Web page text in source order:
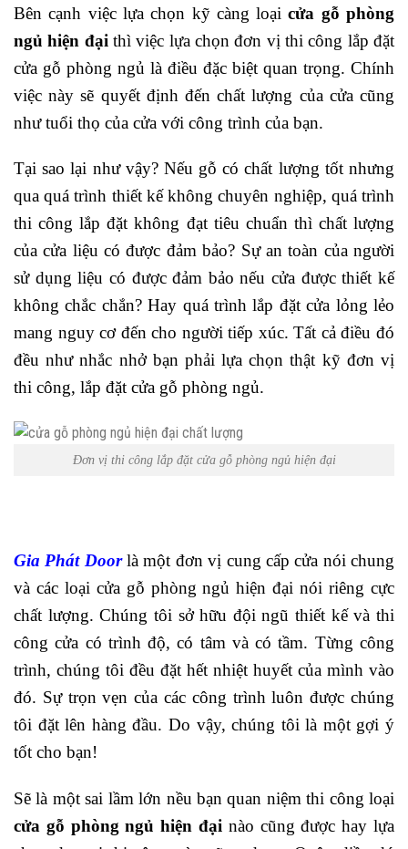
Bên cạnh việc lựa chọn kỹ càng loạicửa gỗ phòng
ngủ hiện đại thì việc lựa chọn đơn vị thi công lắp đặt
cửa gỗ phòng ngủ là điều đặc biệt quan trọng. Chính
việc này sẽ quyết định đến chất lượng của cửa cũng
như tuổi thọ của cửa với công trình của bạn.
Tại sao lại như vậy? Nếu gỗ có chất lượng tốt nhưng
qua quá trình thiết kế không chuyên nghiệp, quá trình
thi công lắp đặt không đạt tiêu chuẩn thì chất lượng
của cửa liệu có được đảm bảo? Sự an toàn của người
sử dụng liệu có được đảm bảo nếu cửa được thiết kế
không chắc chắn? Hay quá trình lắp đặt cửa lỏng lẻo
mang nguy cơ đến cho người tiếp xúc. Tất cả điều đó
đều như nhắc nhở bạn phải lựa chọn thật kỹ đơn vị
thi công, lắp đặt cửa gỗ phòng ngủ.
Đơn vị thi công lắp đặt cửa gỗ phòng ngủ hiện đại
Gia Phát Doorlà một đơn vị cung cấp cửa nói chung
và các loại cửa gỗ phòng ngủ hiện đại nói riêng cực
chất lượng. Chúng tôi sở hữu đội ngũ thiết kế và thi
công cửa có trình độ, có tâm và có tầm. Từng công
trình, chúng tôi đều đặt hết nhiệt huyết của mình vào
đó. Sự trọn vẹn của các công trình luôn được chúng
tôi đặt lên hàng đầu. Do vậy, chúng tôi là một gợi ý
tốt cho bạn!
Sẽ là một sai lầm lớn nều bạn quan niệm thi công loại
cửa gỗ phòng ngủ hiện đại nào cũng được hay lựa